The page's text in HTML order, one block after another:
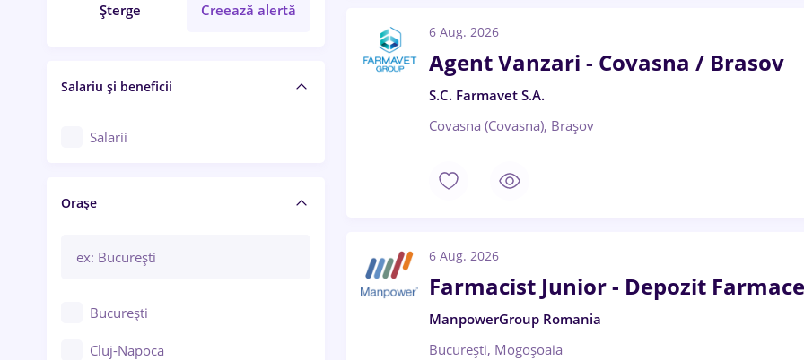
Șterge Creează alertă
Salariu și beneficii
Salarii
Orașe
București
Cluj-Napoca
6 Aug. 2026
Agent Vanzari - Covasna / Brasov
S.C. Farmavet S.A.
Covasna (Covasna), Brașov
6 Aug. 2026
Farmacist Junior - Depozit
ManpowerGroup Romania
București, Mogoșoaia